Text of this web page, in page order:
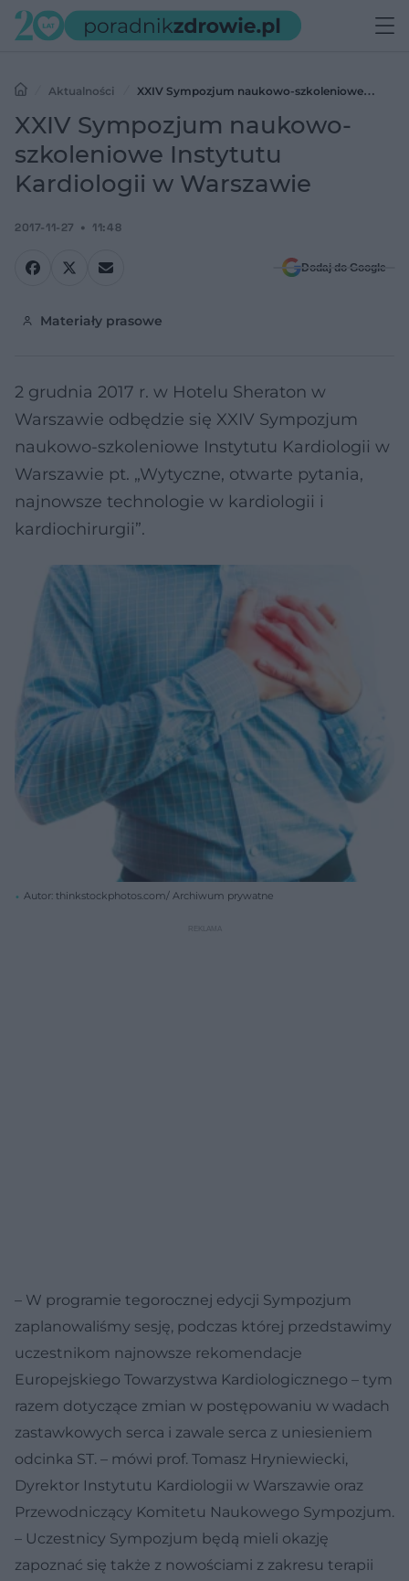
Aktualności
XXIV Sympozjum naukowo-szkoleniowe
Instytutu Kardiologii w Warszawie
XXIV Sympozjum naukowo-
szkoleniowe Instytutu
Kardiologii w Warszawie
2017-11-27 11:48
Dodaj do Google
Materiały prasowe
2 grudnia 2017 r. w Hotelu Sheraton w
Warszawie odbędzie się XXIV Sympozjum
naukowo-szkoleniowe Instytutu Kardiologii w
Warszawie pt. „Wytyczne, otwarte pytania,
najnowsze technologie w kardiologii i
kardiochirurgii”.
Autor: thinkstockphotos.com/ Archiwum prywatne
– W programie tegorocznej edycji Sympozjum
zaplanowaliśmy sesję, podczas której przedstawimy
uczestnikom najnowsze rekomendacje
Europejskiego Towarzystwa Kardiologicznego – tym
razem dotyczące zmian w postępowaniu w wadach
zastawkowych serca i zawale serca z uniesieniem
odcinka ST. – mówi prof. Tomasz Hryniewiecki,
Dyrektor Instytutu Kardiologii w Warszawie oraz
Przewodniczący Komitetu Naukowego Sympozjum.
– Uczestnicy Sympozjum będą mieli okazję
zapoznać się także z nowościami z zakresu terapii